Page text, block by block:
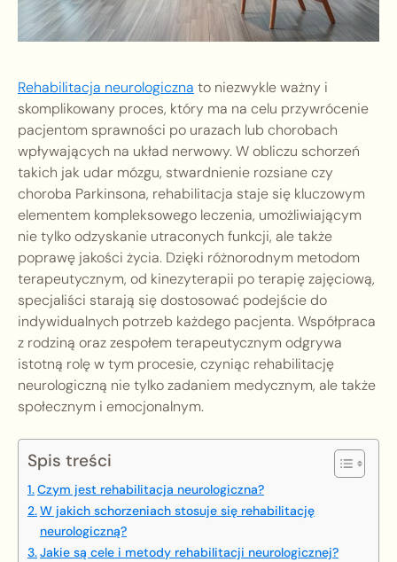
Rehabilitacja neurologiczna to niezwykle ważny i
skomplikowany proces, który ma na celu przywrócenie
pacjentom sprawności po urazach lub chorobach
wpływających na układ nerwowy. W obliczu schorzeń
takich jak udar mózgu, stwardnienie rozsiane czy
choroba Parkinsona, rehabilitacja staje się kluczowym
elementem kompleksowego leczenia, umożliwiającym
nie tylko odzyskanie utraconych funkcji, ale także
poprawę jakości życia. Dzięki różnorodnym metodom
terapeutycznym, od kinezyterapii po terapię zajęciową,
specjaliści starają się dostosować podejście do
indywidualnych potrzeb każdego pacjenta. Współpraca
z rodziną oraz zespołem terapeutycznym odgrywa
istotną rolę w tym procesie, czyniąc rehabilitację
neurologiczną nie tylko zadaniem medycznym, ale także
społecznym i emocjonalnym.
Spis treści
Czym jest rehabilitacja neurologiczna?
W jakich schorzeniach stosuje się rehabilitację
neurologiczną?
Jakie są cele i metody rehabilitacji neurologicznej?